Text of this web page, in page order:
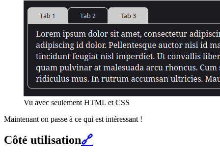
Vu avec seulement HTML et CSS
Maintenant on passe à ce qui est intéressant !
Côté utilisation🔗